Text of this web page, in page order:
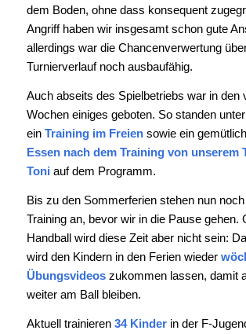
dem Boden, ohne dass konsequent
Angriff haben wir insgesamt schon gute
allerdings war die Chancenverwertung
Turnierverlauf noch ausbaufähig.
Auch abseits des Spielbetriebs war in den
Wochen einiges geboten. So standen
ein Training im Freiensowie ein
Essen nach dem Training von unserem
Toni auf dem Programm.
Bis zu den Sommerferien stehen nun
Training an, bevor wir in die Pause gehen.
Handball wird diese Zeit aber nicht sein:
wird den Kindern in den Ferien wieder
Übungsvideoszukommen lassen, damit
weiter am Ball bleiben.
Aktuell trainieren 34 Kinderin der F-